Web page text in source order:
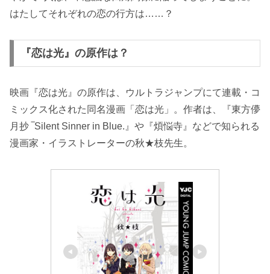
はたしてそれぞれの恋の行方は……？
『恋は光』の原作は？
映画『恋は光』の原作は、ウルトラジャンプにて連載・コ
ミックス化された同名漫画「恋は光」。作者は、『東方儚
月抄 ‾Silent Sinner in Blue.』や『煩悩寺』などで知られる
漫画家・イラストレーターの秋★枝先生。